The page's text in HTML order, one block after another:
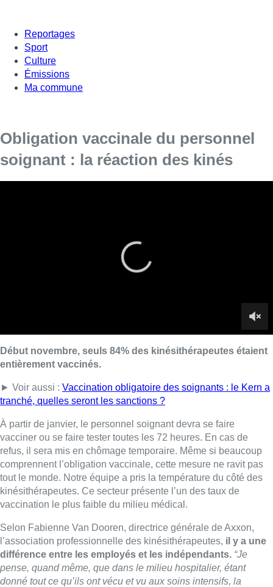
Reportages
Sport
Culture
Émissions
Ma commune
Obligation vaccinale du personnel
soignant : la réaction des kinés
À partir de janvier, le personnel soignant devra se faire
vacciner ou se faire tester toutes les 72 heures. En cas de
comprennent l’obligation vaccinale, cette mesure ne ravit pas
tout le monde. Notre équipe a pris la température du côté des
Selon Fabienne Van Dooren, directrice générale de Axxon,
différence entre les employés et les indépendants. “Je
pense, quand même, que dans le milieu hospitalier, étant
donné tout ce qu’ils ont vécu et vu aux soins intensifs, la
majorité des kinésithérapeutes sont vaccinés. Ceux qui ne le
seront pas, cela serait plus des kinésithérapeutes qui travaillent
en pratique libérale. Là, la pression est moins importante”
■ Reportage deCamille-Flora Damanet, Charles Carpreau et
Yannick Vangansbeek
Lire aussi :
Le siège bruxellois d’AXA fermé
plusieurs jours après une